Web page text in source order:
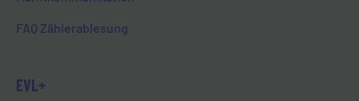
FAQ Zählerablesung
EVL+